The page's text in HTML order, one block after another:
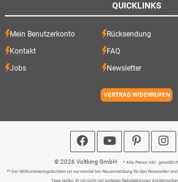
QUICKLINKS
Mein Benutzerkonto Rücksendung
Kontakt FAQ
Jobs Newsletter
VERTRAG WIDERRUFEN
© 2026 Voltking GmbH * Alle Preise inkl.
** Der Willkommensgutschein ist nur einmal bei Neuanmeldung für den Newsletter
Tage gültig. Er ist nicht mit anderen Rabattaktionen